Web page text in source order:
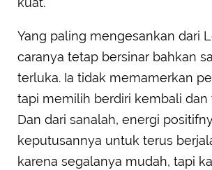
Yang paling mengesankan dari
caranya tetap bersinar bahkan
terluka. Ia tidak memamerkan
tapi memilih berdiri kembali dan
Dan dari sanalah, energi
keputusannya untuk terus
karena segalanya mudah, tapi